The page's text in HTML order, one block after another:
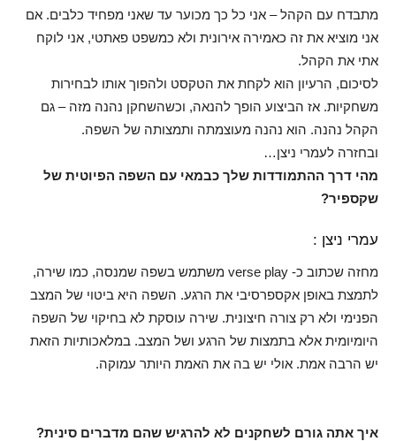
מתבדח עם הקהל – אני כל כך מכוער עד שאני מפחיד כלבים. אם
אני מוציא את זה כאמירה אירונית ולא כמשפט פאתטי, אני לוקח
אתי את הקהל.
לסיכום, הרעיון הוא לקחת את הטקסט ולהפוך אותו לבחירות
משחקיות. אז הביצוע הופך להנאה, וכשהשחקן נהנה מזה – גם
הקהל נהנה. הוא נהנה מעוצמתה ותמצותה של השפה.
ובחזרה לעמרי ניצן…
מהי דרך ההתמודדות שלך כבמאי עם השפה הפיוטית של
שקספיר?
עמרי ניצן :
מחזה שכתוב כ- verse play משתמש בשפה שמנסה, כמו שירה,
לתמצת באופן אקספרסיבי את הרגע. השפה היא ביטוי של המצב
הפנימי ולא רק צורה חיצונית. שירה עוסקת לא בחיקוי של השפה
היומיומית אלא בתמצות של הרגע ושל המצב. במלאכותיות הזאת
יש הרבה אמת. אולי יש בה את האמת היותר עמוקה.
איך אתה גורם לשחקנים לא להרגיש שהם מדברים סינית?